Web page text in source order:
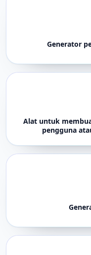
Generator
Alat untuk
pengguna